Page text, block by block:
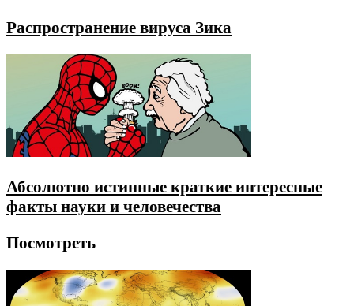
Распространение вируса Зика
Абсолютно истинные краткие интересные
факты науки и человечества
Посмотреть